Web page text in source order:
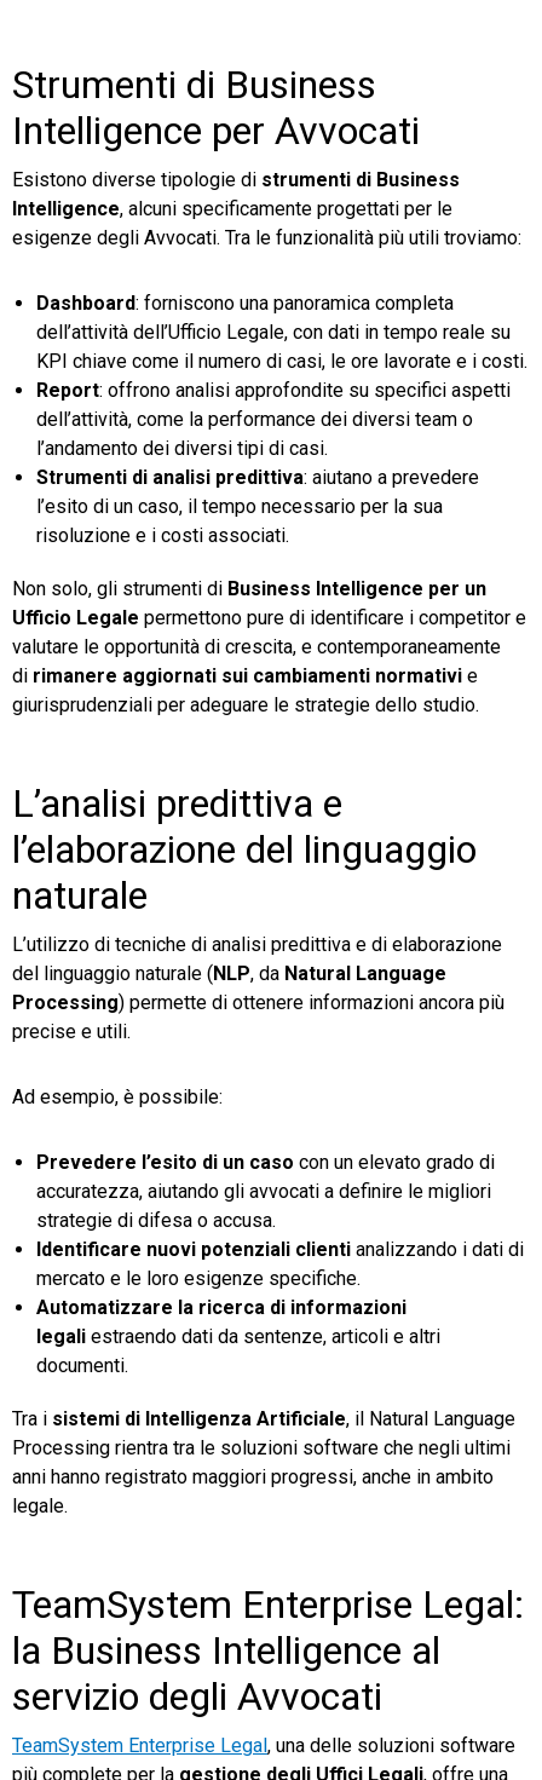
Strumenti di Business
Intelligence per Avvocati
Esistono diverse tipologie di strumenti di Business
Intelligence, alcuni specificamente progettati per le
esigenze degli Avvocati. Tra le funzionalità più utili troviamo:
Dashboard: forniscono una panoramica completa
dell’attività dell’Ufficio Legale, con dati in tempo reale su
KPI chiave come il numero di casi, le ore lavorate e i costi.
Report: offrono analisi approfondite su specifici aspetti
dell’attività, come la performance dei diversi team o
l’andamento dei diversi tipi di casi.
Strumenti di analisi predittiva: aiutano a prevedere
l’esito di un caso, il tempo necessario per la sua
risoluzione e i costi associati.
Non solo, gli strumenti di Business Intelligence per un
Ufficio Legale permettono pure di identificare i competitor e
valutare le opportunità di crescita, e contemporaneamente
di rimanere aggiornati sui cambiamenti normativi e
giurisprudenziali per adeguare le strategie dello studio.
L’analisi predittiva e
l’elaborazione del linguaggio
naturale
L’utilizzo di tecniche di analisi predittiva e di elaborazione
del linguaggio naturale (NLP, da Natural Language
Processing) permette di ottenere informazioni ancora più
precise e utili.
Ad esempio, è possibile:
Prevedere l’esito di un caso con un elevato grado di
accuratezza, aiutando gli avvocati a definire le migliori
strategie di difesa o accusa.
Identificare nuovi potenziali clienti analizzando i dati di
mercato e le loro esigenze specifiche.
Automatizzare la ricerca di informazioni
legali estraendo dati da sentenze, articoli e altri
documenti.
Tra i sistemi di Intelligenza Artificiale, il Natural Language
Processing rientra tra le soluzioni software che negli ultimi
anni hanno registrato maggiori progressi, anche in ambito
legale.
TeamSystem Enterprise Legal:
la Business Intelligence al
servizio degli Avvocati
TeamSystem Enterprise Legal, una delle soluzioni software
più complete per la gestione degli Uffici Legali, offre una